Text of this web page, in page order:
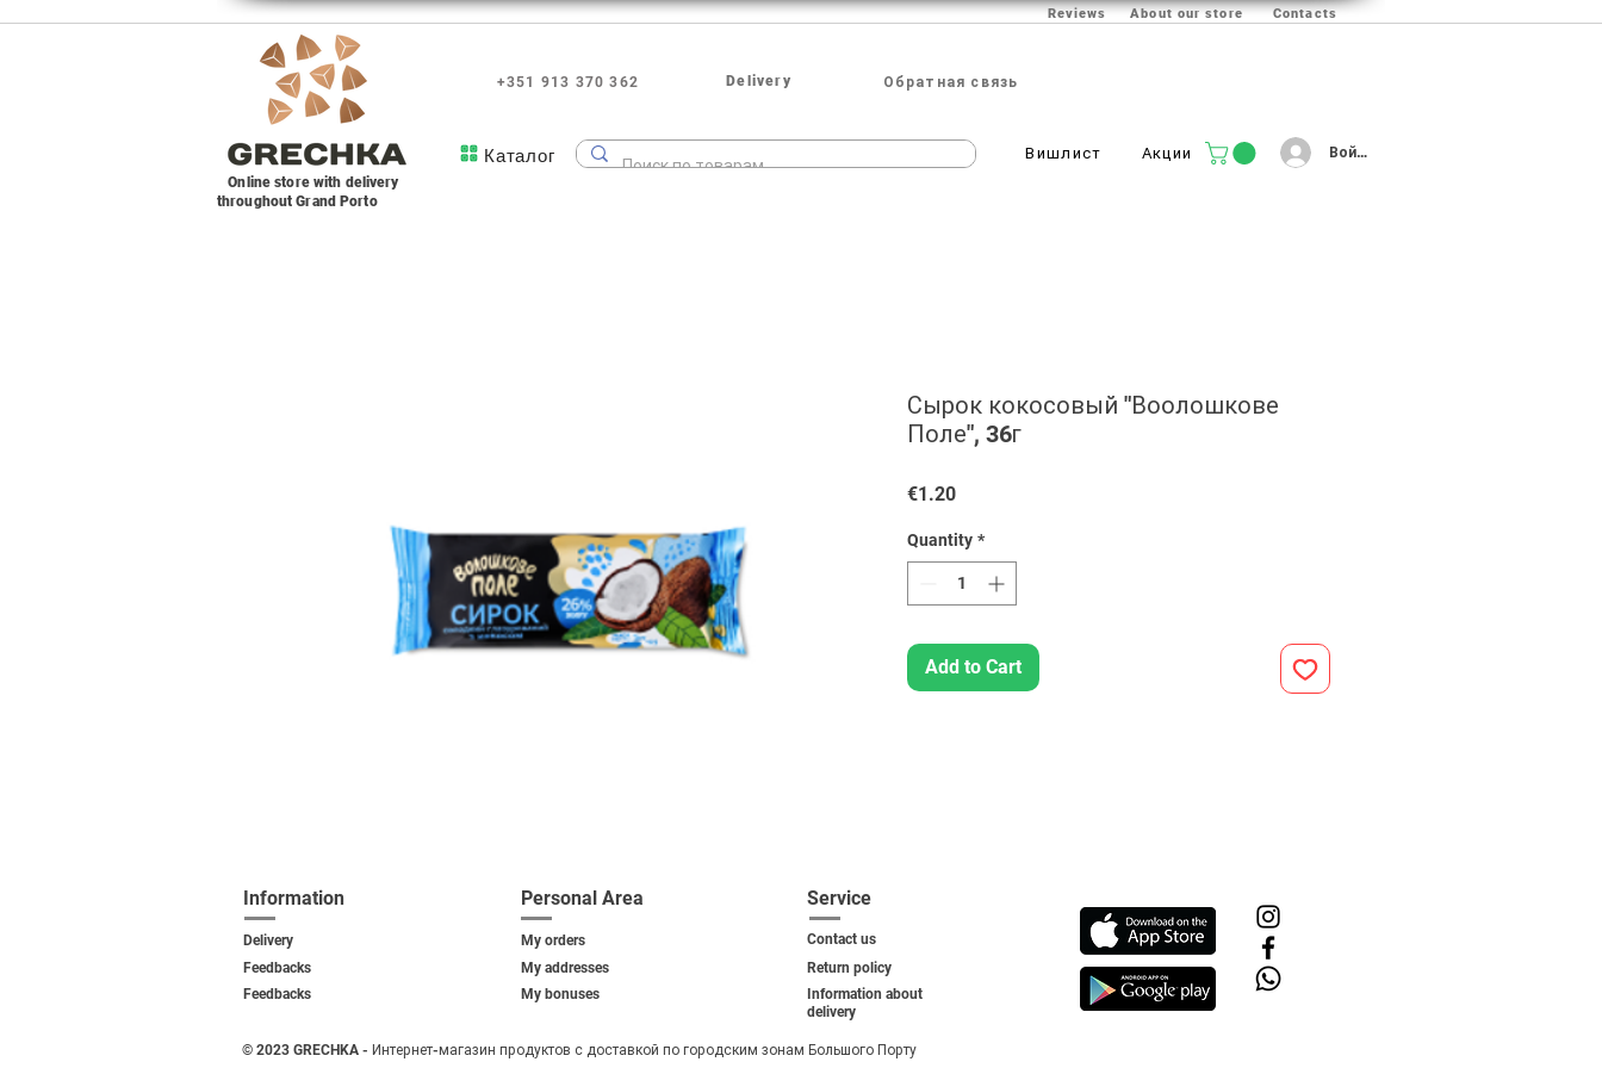
Reviews About our store Contacts
+351 913 370 362 Delivery Обратная связь
Online store with delivery
throughout Grand Porto
Каталог Вишлист Акции Войти
Сырок кокосовый "Воолошкове
Поле", 36г
€1.20Price
Quantity *
Add to Cart
Information
Delivery
Feedbacks
Feedbacks
Personal Area
My orders
My addresses
My bonuses
Service
Contact us
Return policy
Information about
delivery
© 2023 GRECHKA - Интернет-магазин продуктов с доставкой по городским зонам Большого Порту